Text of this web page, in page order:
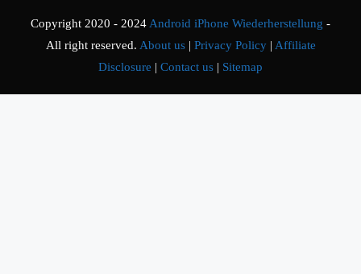
Copyright 2020 - 2024 Android iPhone Wiederherstellung -
All right reserved. About us| Privacy Policy | Affiliate
Disclosure | Contact us | Sitemap